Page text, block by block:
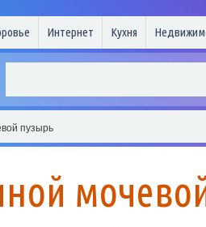
Интернет Кухня
пузырь